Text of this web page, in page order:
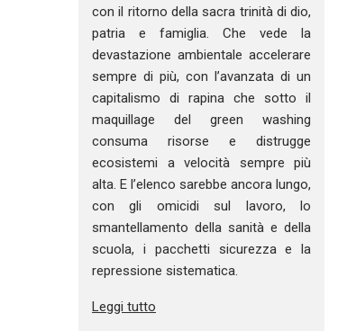
con il ritorno della sacra trinità di dio,
patria e famiglia. Che vede la
devastazione ambientale accelerare
sempre di più, con l’avanzata di un
capitalismo di rapina che sotto il
maquillage del green washing
consuma risorse e distrugge
ecosistemi a velocità sempre più
alta. E l’elenco sarebbe ancora lungo,
con gli omicidi sul lavoro, lo
smantellamento della sanità e della
scuola, i pacchetti sicurezza e la
repressione sistematica.
Leggi tutto